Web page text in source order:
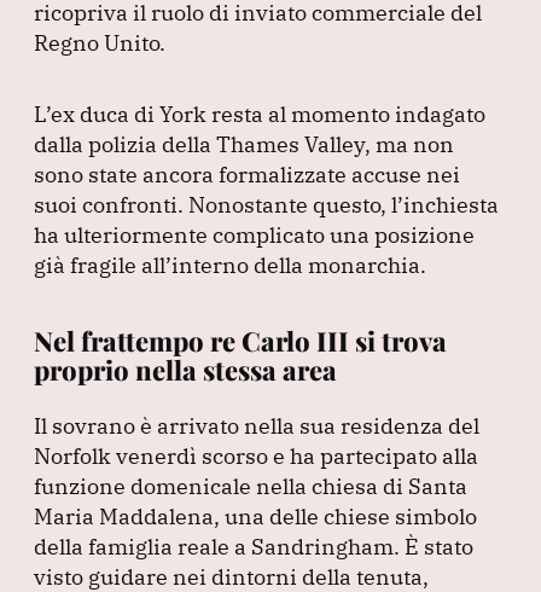
ricopriva il ruolo di inviato commerciale del
Regno Unito.
L’ex duca di York resta al momento indagato
dalla polizia della Thames Valley, ma non
sono state ancora formalizzate accuse nei
suoi confronti. Nonostante questo, l’inchiesta
ha ulteriormente complicato una posizione
già fragile all’interno della monarchia.
Nel frattempo re Carlo III si trova
proprio nella stessa area
Il sovrano è arrivato nella sua residenza del
Norfolk venerdì scorso e ha partecipato alla
funzione domenicale nella chiesa di Santa
Maria Maddalena, una delle chiese simbolo
della famiglia reale a Sandringham. È stato
visto guidare nei dintorni della tenuta,